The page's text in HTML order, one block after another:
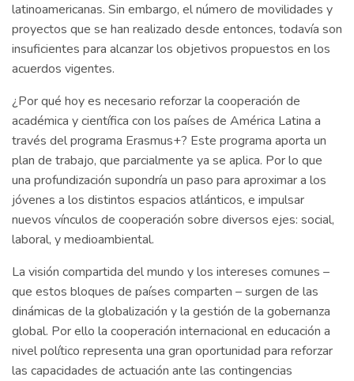
latinoamericanas. Sin embargo, el número de movilidades y
proyectos que se han realizado desde entonces, todavía son
insuficientes para alcanzar los objetivos propuestos en los
acuerdos vigentes.
¿Por qué hoy es necesario reforzar la cooperación de
académica y científica con los países de América Latina a
través del programa Erasmus+? Este programa aporta un
plan de trabajo, que parcialmente ya se aplica. Por lo que
una profundización supondría un paso para aproximar a los
jóvenes a los distintos espacios atlánticos, e impulsar
nuevos vínculos de cooperación sobre diversos ejes: social,
laboral, y medioambiental.
La visión compartida del mundo y los intereses comunes –
que estos bloques de países comparten – surgen de las
dinámicas de la globalización y la gestión de la gobernanza
global. Por ello la cooperación internacional en educación a
nivel político representa una gran oportunidad para reforzar
las capacidades de actuación ante las contingencias